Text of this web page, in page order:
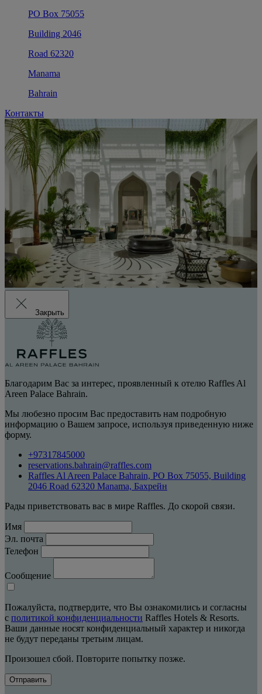
PO Box 75055
Building 2046
Road 62320
Manama
Bahrain
Контакты
Закрыть
Благодарим Вас за интерес, проявленный к отелю Raffles Al
Areen Palace Bahrain.
Мы любезно просим Вас предоставить нам подробную
информацию о Вашем запросе, используя приведенную ниже
форму.
+97317845000
reservations.bahrain@raffles.com
Raffles Al Areen Palace Bahrain, PO Box 75055, Building
2046 Road 62320 Manama, Бахрейн
Рады приветствовать вас в мире Raffles. До скорой связи.
Имя
Эл. почта
Телефон
Сообщение
Пожалуйста, подтвердите, что Вы ознакомились и согласны
с политикой конфиденциальности Raffles Hotels & Resorts.
Ваши данные носят конфиденциальный характер и никогда
не будут переданы третьим лицам.
Произошел сбой. Повторите попытку позже.
Отправить